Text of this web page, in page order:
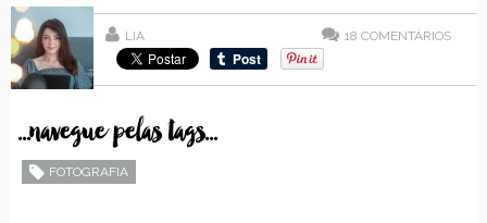
LIA 18 COMENTÁRIOS
...navegue pelas tags...
FOTOGRAFIA